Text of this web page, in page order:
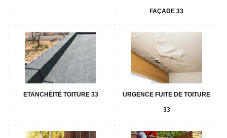
FAÇADE 33
ETANCHÉITÉ TOITURE 33 URGENCE FUITE DE TOITURE
33